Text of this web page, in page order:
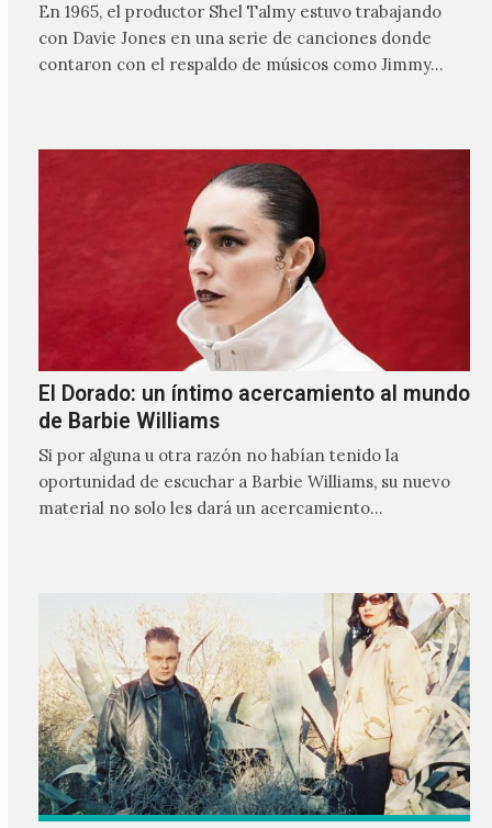
En 1965, el productor Shel Talmy estuvo trabajando
con Davie Jones en una serie de canciones donde
contaron con el respaldo de músicos como Jimmy…
El Dorado: un íntimo acercamiento al mundo
de Barbie Williams
Si por alguna u otra razón no habían tenido la
oportunidad de escuchar a Barbie Williams, su nuevo
material no solo les dará un acercamiento…